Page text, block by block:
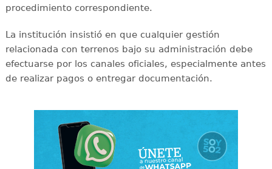
procedimiento correspondiente.
La institución insistió en que cualquier gestión
relacionada con terrenos bajo su administración debe
efectuarse por los canales oficiales, especialmente antes
de realizar pagos o entregar documentación.